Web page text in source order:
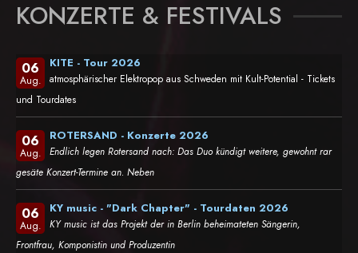
KONZERTE & FESTIVALS
06
Aug.
KITE - Tour 2026
atmosphärischer Elektropop aus Schweden mit Kult-Potential - Tickets
und Tourdates
06
Aug.
ROTERSAND - Konzerte 2026
Endlich legen Rotersand nach: Das Duo kündigt weitere, gewohnt rar
gesäte Konzert-Termine an. Neben
06
Aug.
KY music - "Dark Chapter" - Tourdaten 2026
KY music ist das Projekt der in Berlin beheimateten Sängerin,
Frontfrau, Komponistin und Produzentin